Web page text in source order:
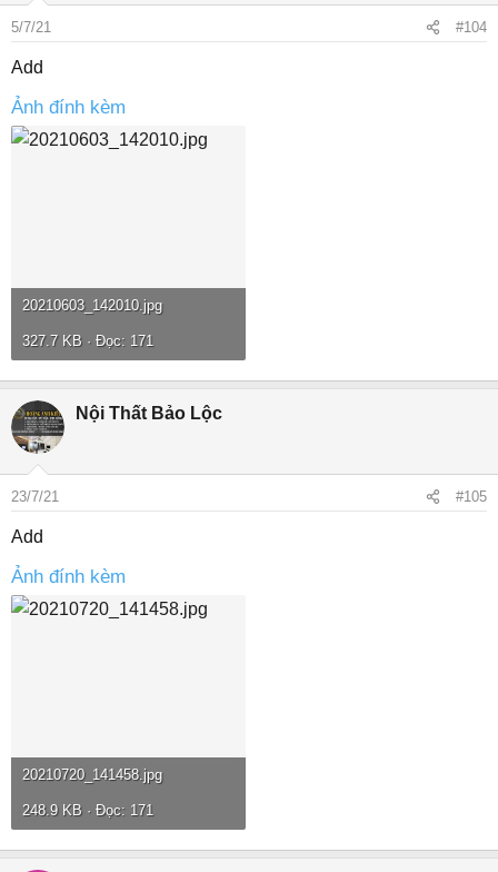
5/7/21 #104
Add
Ảnh đính kèm
20210603_142010.jpg
327.7 KB · Đọc: 171
Nội Thất Bảo Lộc
23/7/21 #105
Add
Ảnh đính kèm
20210720_141458.jpg
248.9 KB · Đọc: 171